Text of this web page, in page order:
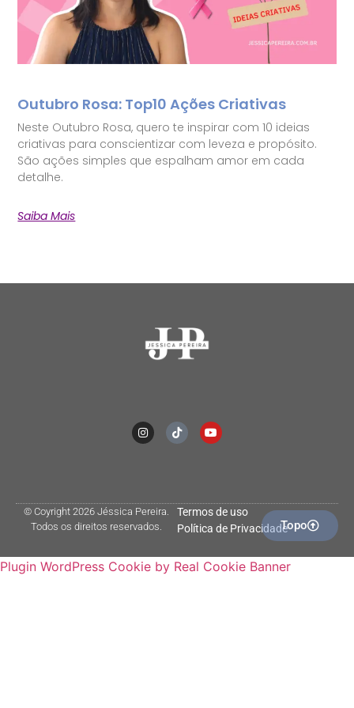
Outubro Rosa: Top10 Ações Criativas
Neste Outubro Rosa, quero te inspirar com 10 ideias
criativas para conscientizar com leveza e propósito.
São ações simples que espalham amor em cada
detalhe.
Saiba Mais
© Coyright 2026 Jéssica Pereira.
Todos os direitos reservados.
Termos de uso
Política de PrivacidadeTopo
Plugin WordPress Cookie by Real Cookie Banner